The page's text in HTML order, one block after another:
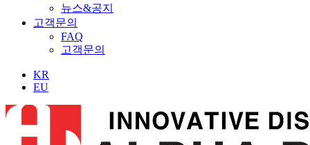
뉴스&공지
고객문의
FAQ
고객문의
KR
EU